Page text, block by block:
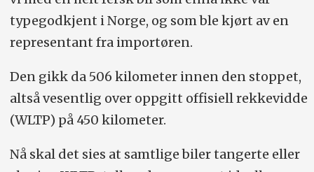
typegodkjent i Norge, og som ble kjørt av en
representant fra importøren.
Den gikk da 506 kilometer innen den stoppet,
altså vesentlig over oppgitt offisiell rekkevidde
(WLTP) på 450 kilometer.
Nå skal det sies at samtlige biler tangerte eller